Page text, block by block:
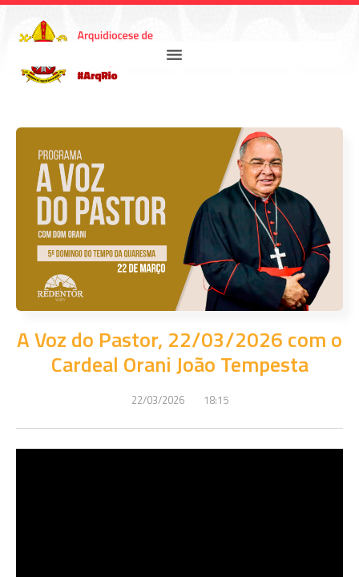
A Voz do Pastor, 22/03/2026 com o
Cardeal Orani João Tempesta
22/03/2026 18:15